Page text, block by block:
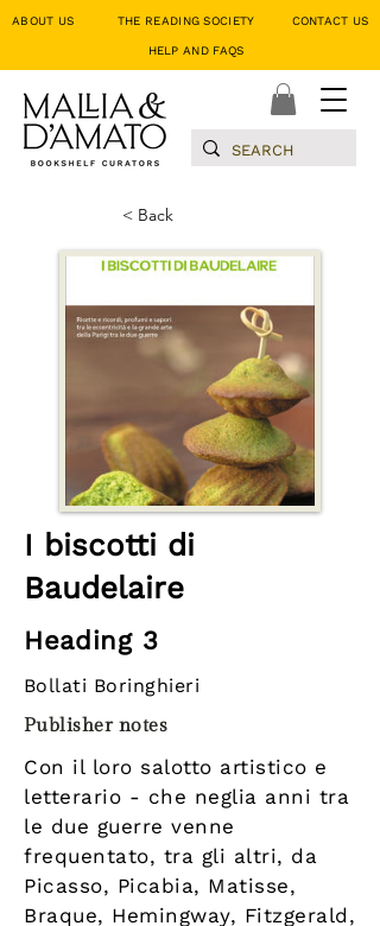
ABOUT US THE READING SOCIETY CONTACT
HELP AND FAQS
< Back
I biscotti di
Baudelaire
Heading 3
Bollati Boringhieri
Publisher notes
Con il loro salotto artistico e
letterario - che neglia anni tra
le due guerre venne
frequentato, tra gli altri, da
Picasso, Picabia, Matisse,
Braque, Hemingway, Fitzgerald,